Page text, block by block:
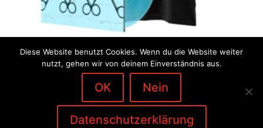
Bundle #4 „Unberechenbar“
– Vinyl „curacao“ + Shirt
Diese Website benutzt Cookies. Wenn du die Website weiter
nutzt, gehen wir von deinem Einverständnis aus.
OK Nein
Datenschutzerklärung